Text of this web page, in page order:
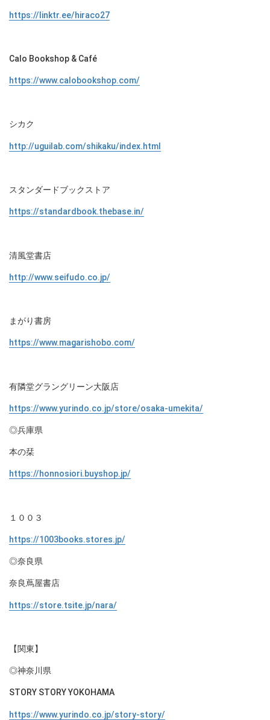
https://linktr.ee/hiraco27
Calo Bookshop & Café
https://www.calobookshop.com/
シカク
http://uguilab.com/shikaku/index.html
スタンダードブックストア
https://standardbook.thebase.in/
清風堂書店
http://www.seifudo.co.jp/
まがり書房
https://www.magarishobo.com/
有隣堂グラングリーン大阪店
https://www.yurindo.co.jp/store/osaka-umekita/
◎兵庫県
本の栞
https://honnosiori.buyshop.jp/
１００３
https://1003books.stores.jp/
◎奈良県
奈良蔦屋書店
https://store.tsite.jp/nara/
【関東】
◎神奈川県
STORY STORY YOKOHAMA
https://www.yurindo.co.jp/story-story/